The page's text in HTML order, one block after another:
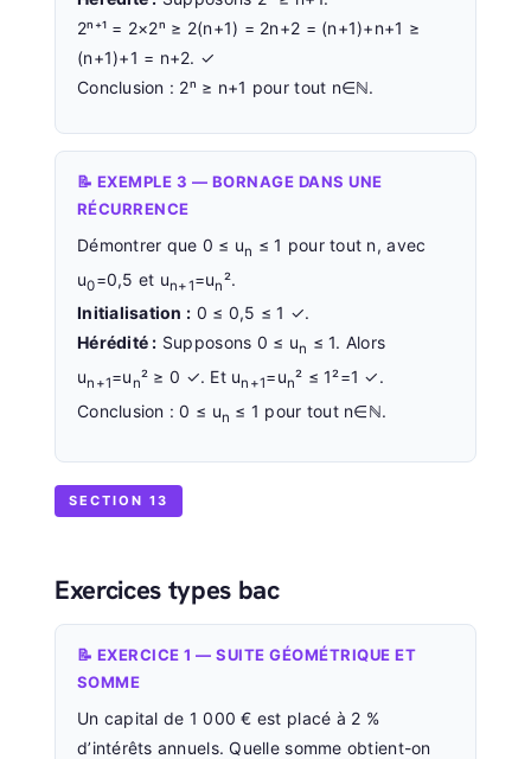
2ⁿ⁺¹ = 2×2ⁿ ≥ 2(n+1) = 2n+2 = (n+1)+n+1 ≥
(n+1)+1 = n+2. ✓
Conclusion : 2ⁿ ≥ n+1 pour tout n∈ℕ.
📝 EXEMPLE 3 — BORNAGE DANS UNE
RÉCURRENCE
Démontrer que 0 ≤ un ≤ 1 pour tout n, avec
u0=0,5 et un+1=un².
Initialisation : 0 ≤ 0,5 ≤ 1 ✓.
Hérédité : Supposons 0 ≤ un ≤ 1. Alors
un+1=un² ≥ 0 ✓. Et un+1=un² ≤ 1²=1 ✓.
Conclusion : 0 ≤ un ≤ 1 pour tout n∈ℕ.
SECTION 13
Exercices types bac
📝 EXERCICE 1 — SUITE GÉOMÉTRIQUE ET
SOMME
Un capital de 1 000 € est placé à 2 %
d’intérêts annuels. Quelle somme obtient-on